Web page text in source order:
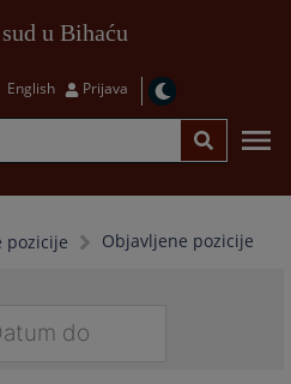
u Bihaću
English Prijava
pozicije Objavljene pozicije